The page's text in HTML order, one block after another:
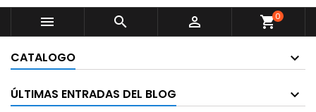
   shopping_cart0
CATALOGO
ÚLTIMAS ENTRADAS DEL BLOG